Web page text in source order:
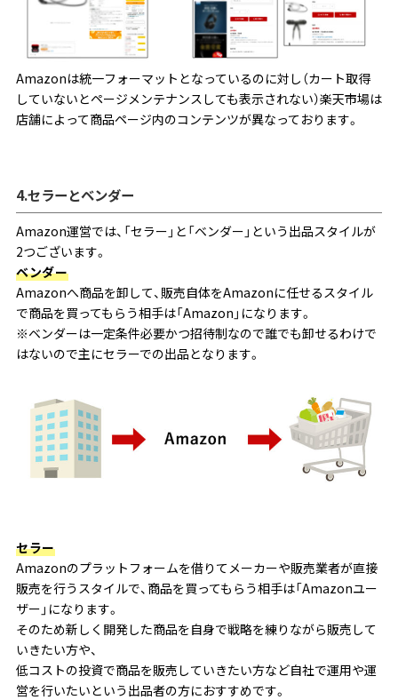
Amazonは統一フォーマットとなっているのに対し（カート取得
していないとページメンテナンスしても表示されない）楽天市場は
店舗によって商品ページ内のコンテンツが異なっております。
4.セラーとベンダー
Amazon運営では、「セラー」と「ベンダー」という出品スタイルが
2つございます。
ベンダー
Amazonへ商品を卸して、販売自体をAmazonに任せるスタイル
で商品を買ってもらう相手は「Amazon」になります。
※ベンダーは一定条件必要かつ招待制なので誰でも卸せるわけで
はないので主にセラーでの出品となります。
セラー
Amazonのプラットフォームを借りてメーカーや販売業者が直接
販売を行うスタイルで、商品を買ってもらう相手は「Amazonユー
ザー」になります。
そのため新しく開発した商品を自身で戦略を練りながら販売して
いきたい方や、
低コストの投資で商品を販売していきたい方など自社で運用や運
営を行いたいという出品者の方におすすめです。